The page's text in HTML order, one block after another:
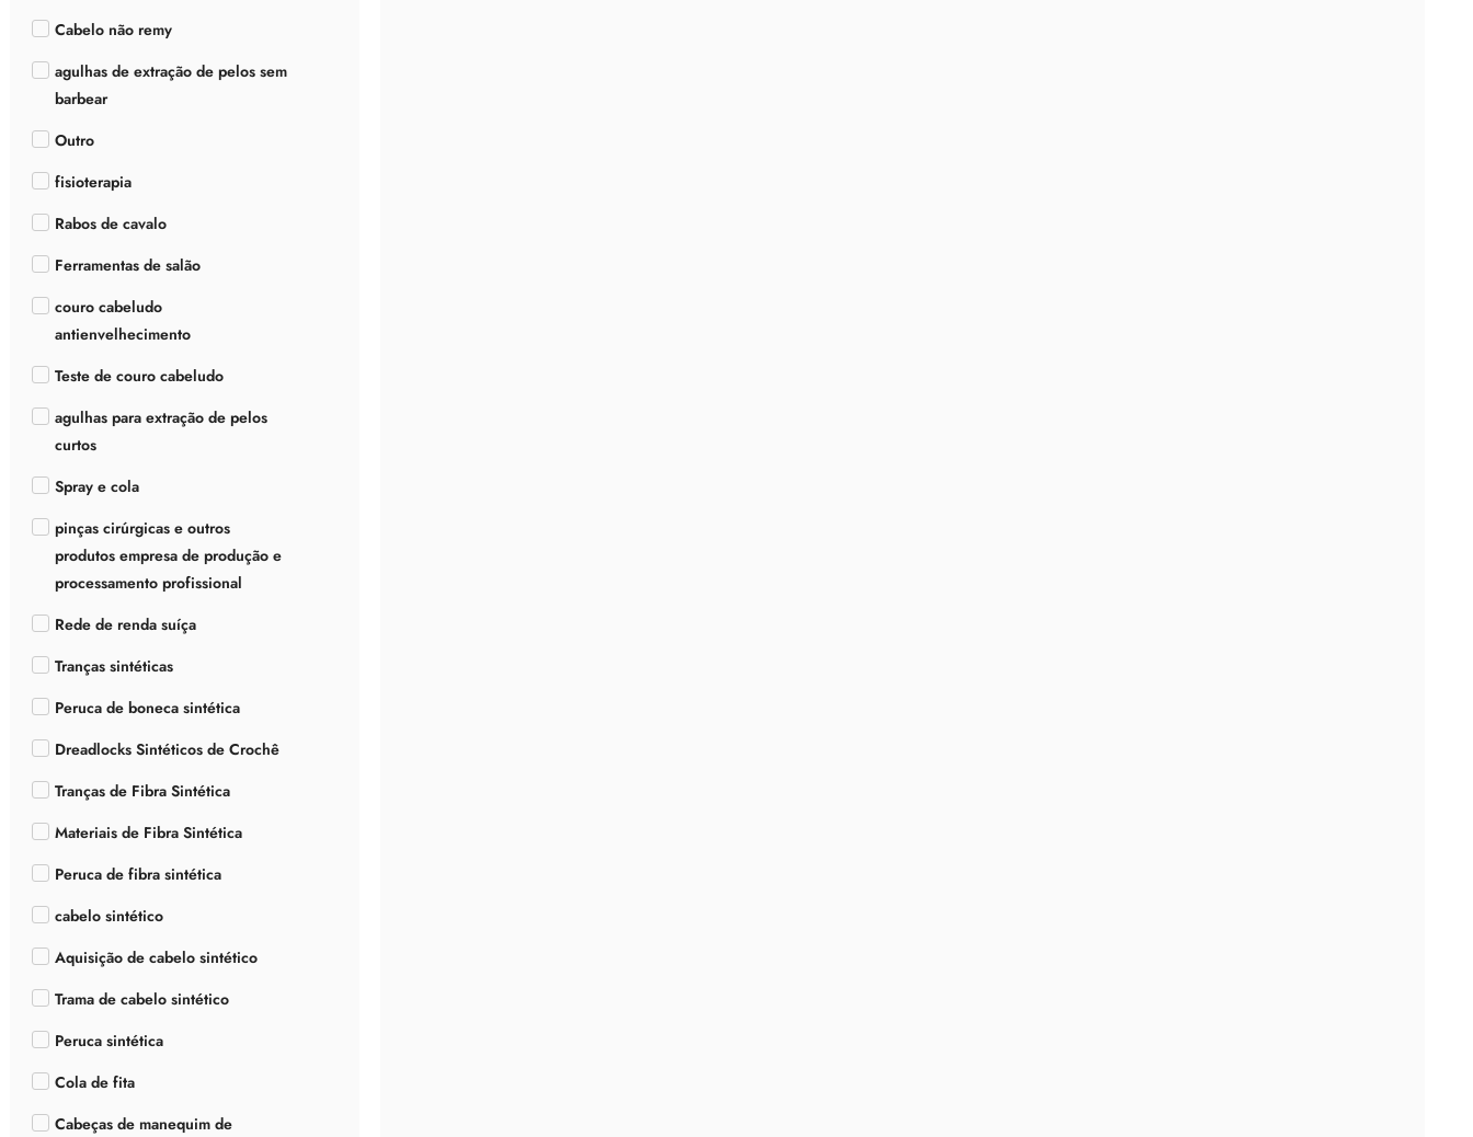
Cabelo não remy
agulhas de extração de pelos sem
barbear
Outro
fisioterapia
Rabos de cavalo
Ferramentas de salão
couro cabeludo
antienvelhecimento
Teste de couro cabeludo
agulhas para extração de pelos
curtos
Spray e cola
pinças cirúrgicas e outros
produtos empresa de produção e
processamento profissional
Rede de renda suíça
Tranças sintéticas
Peruca de boneca sintética
Dreadlocks Sintéticos de Crochê
Tranças de Fibra Sintética
Materiais de Fibra Sintética
Peruca de fibra sintética
cabelo sintético
Aquisição de cabelo sintético
Trama de cabelo sintético
Peruca sintética
Cola de fita
Cabeças de manequim de